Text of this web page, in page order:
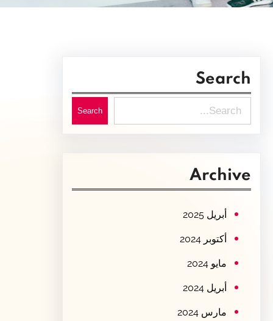
Search
e
c
Search
Archive
أبريل 2025
أكتوبر 2024
مايو 2024
أبريل 2024
مارس 2024